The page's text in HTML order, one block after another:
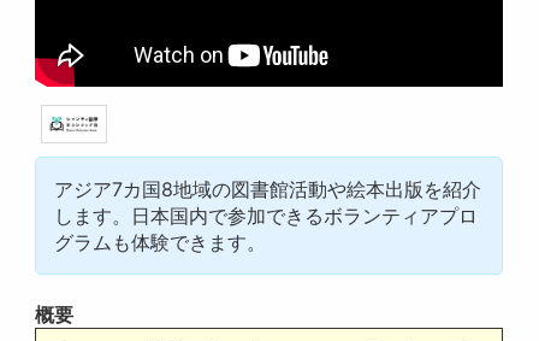
アジア7カ国8地域の図書館活動や絵本出版を紹介
します。日本国内で参加できるボランティアプロ
グラムも体験できます。
概要